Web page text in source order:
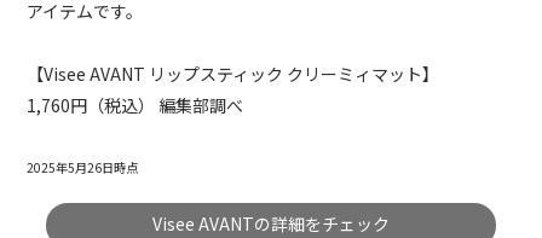
アイテムです。
【Visee AVANT リップスティック クリーミィマット】
1,760円（税込） 編集部調べ
2025年5月26日時点
Visee AVANTの詳細をチェック